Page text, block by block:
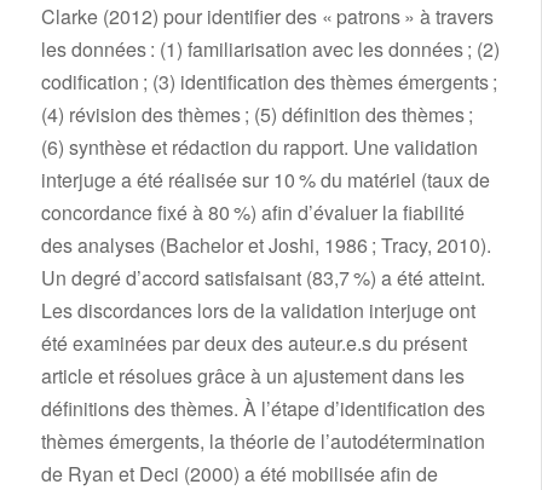
Clarke (2012) pour identifier des « patrons » à travers
les données : (1) familiarisation avec les données ; (2)
codification ; (3) identification des thèmes émergents ;
(4) révision des thèmes ; (5) définition des thèmes ;
(6) synthèse et rédaction du rapport. Une validation
interjuge a été réalisée sur 10 % du matériel (taux de
concordance fixé à 80 %) afin d’évaluer la fiabilité
des analyses (Bachelor et Joshi, 1986 ; Tracy, 2010).
Un degré d’accord satisfaisant (83,7 %) a été atteint.
Les discordances lors de la validation interjuge ont
été examinées par deux des auteur.e.s du présent
article et résolues grâce à un ajustement dans les
définitions des thèmes. À l’étape d’identification des
thèmes émergents, la théorie de l’autodétermination
de Ryan et Deci (2000) a été mobilisée afin de